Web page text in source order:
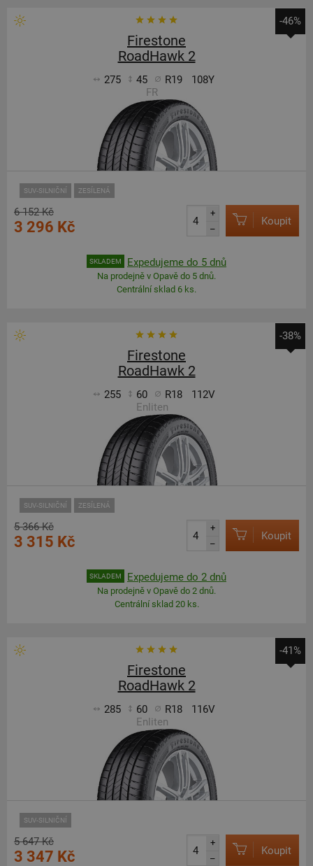
-46%
Firestone
RoadHawk 2
275 45 R19
108Y
FR
SUV-SILNIČNÍ ZESÍLENÁ
6 152 Kč
3 296 Kč
+
–
Koupit
SKLADEM Expedujeme do 5 dnů
Na prodejně v Opavě do 5 dnů.
Centrální sklad 6 ks.
-38%
Firestone
RoadHawk 2
255 60 R18
112V
Enliten
SUV-SILNIČNÍ ZESÍLENÁ
5 366 Kč
3 315 Kč
+
–
Koupit
SKLADEM Expedujeme do 2 dnů
Na prodejně v Opavě do 2 dnů.
Centrální sklad 20 ks.
-41%
Firestone
RoadHawk 2
285 60 R18
116V
Enliten
SUV-SILNIČNÍ
5 647 Kč
3 347 Kč
+
–
Koupit